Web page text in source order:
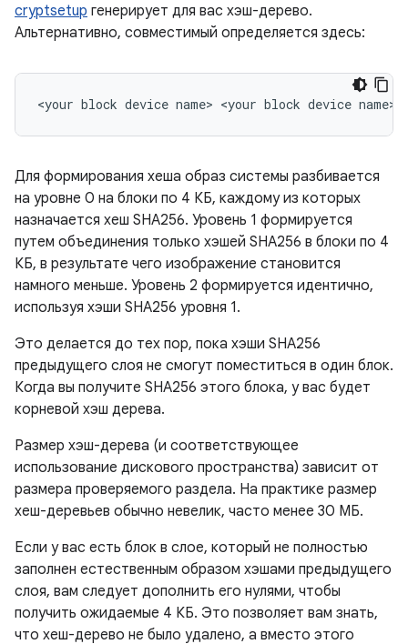
cryptsetup генерирует для вас хэш-дерево.
Альтернативно, совместимый определяется здесь:
Для формирования хеша образ системы разбивается
на уровне 0 на блоки по 4 КБ, каждому из которых
назначается хеш SHA256. Уровень 1 формируется
путем объединения только хэшей SHA256 в блоки по 4
КБ, в результате чего изображение становится
намного меньше. Уровень 2 формируется идентично,
используя хэши SHA256 уровня 1.
Это делается до тех пор, пока хэши SHA256
предыдущего слоя не смогут поместиться в один блок.
Когда вы получите SHA256 этого блока, у вас будет
корневой хэш дерева.
Размер хэш-дерева (и соответствующее
использование дискового пространства) зависит от
размера проверяемого раздела. На практике размер
хеш-деревьев обычно невелик, часто менее 30 МБ.
Если у вас есть блок в слое, который не полностью
заполнен естественным образом хэшами предыдущего
слоя, вам следует дополнить его нулями, чтобы
получить ожидаемые 4 КБ. Это позволяет вам знать,
что хеш-дерево не было удалено, а вместо этого